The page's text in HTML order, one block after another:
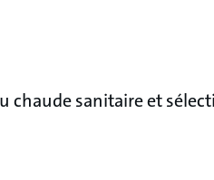
chaude sanitaire et